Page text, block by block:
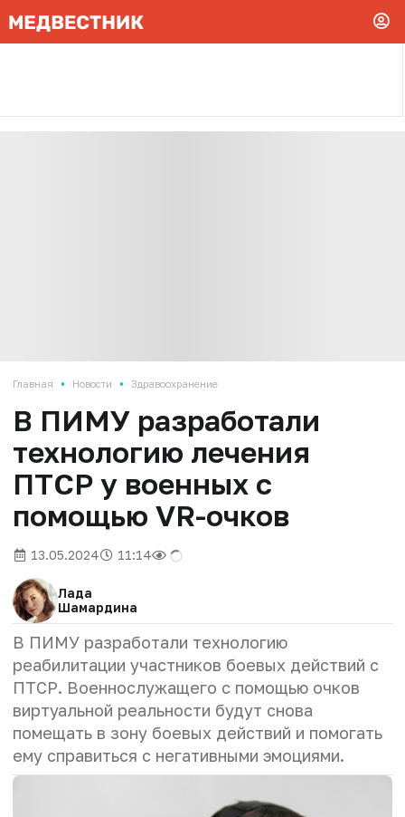
Главная • Новости • Здравоохранение
В ПИМУ разработали
технологию лечения
ПТСР у военных с
помощью VR-очков
13.05.2024 11:14
Лада
Шамардина
В ПИМУ разработали технологию
реабилитации участников боевых действий с
ПТСР. Военнослужащего с помощью очков
виртуальной реальности будут снова
помещать в зону боевых действий и помогать
ему справиться с негативными эмоциями.